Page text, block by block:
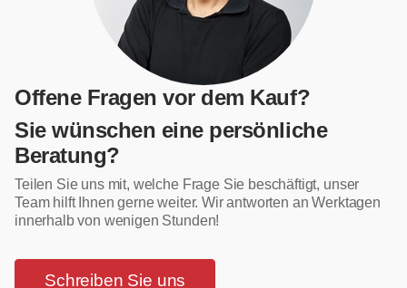
Offene Fragen vor dem Kauf?
Sie wünschen eine persönliche
Beratung?
Teilen Sie uns mit, welche Frage Sie beschäftigt, unser
Team hilft Ihnen gerne weiter. Wir antworten an Werktagen
innerhalb von wenigen Stunden!
Schreiben Sie uns